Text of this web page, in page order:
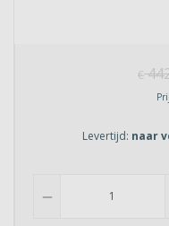
€
Levertijd: naar
remove